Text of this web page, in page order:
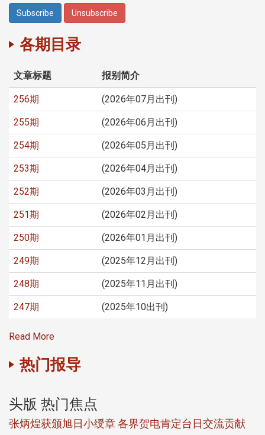
各期目录
文章标题 报别简介
256期 (2026年07月出刊)
255期 (2026年06月出刊)
254期 (2026年05月出刊)
253期 (2026年04月出刊)
252期 (2026年03月出刊)
251期 (2026年02月出刊)
250期 (2026年01月出刊)
249期 (2025年12月出刊)
248期 (2025年11月出刊)
247期 (2025年10出刊)
Read More
热门报导
头版 热门焦点
张炳煌获颁旭日小绶章 各界贺电肯定台日交流贡献